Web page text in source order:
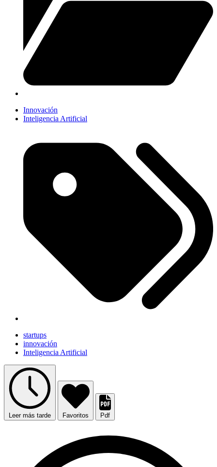
Innovación
Inteligencia Artificial
startups
innovación
Inteligencia Artificial
Leer más tarde Favoritos Pdf